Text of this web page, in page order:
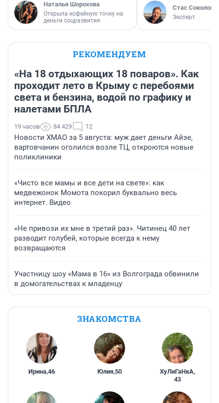
Наталья Шорохова
Открыла кофейную точку на
деньги соцразвития
Стас Соколов
Эксперт
РЕКОМЕНДУЕМ
«На 18 отдыхающих 18 поваров». Как
проходит лето в Крыму с перебоями
света и бензина, водой по графику и
налетами БПЛА
19 часов 84 429 12
Новости ХМАО за 5 августа: муж дает деньги Айзе,
вартовчанин оголился возле ТЦ, откроются новые
поликлиники
«Чисто все мамы и все дети на свете»: как
медвежонок Момота покорил буквально весь
интернет. Видео
«Не привози их мне в третий раз». Читинец 40 лет
разводит голубей, которые всегда к нему
возвращаются
Участницу шоу «Мама в 16» из Волгограда обвинили
в домогательствах к младенцу
ЗНАКОМСТВА
Ирина,46 Юлия,50 ХуЛиГаНкА,
43